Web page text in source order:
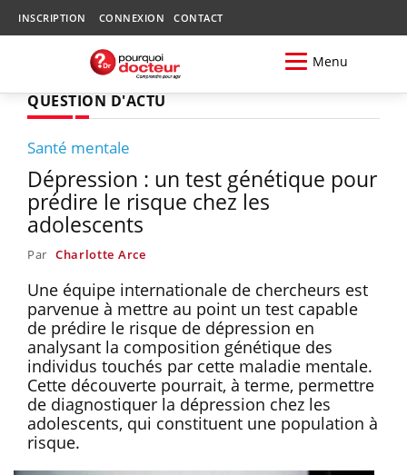
INSCRIPTION CONNEXION CONTACT
Menu
QUESTION D'ACTU
Santé mentale
Dépression : un test génétique pour
prédire le risque chez les
adolescents
Par Charlotte Arce
Une équipe internationale de chercheurs est
parvenue à mettre au point un test capable
de prédire le risque de dépression en
analysant la composition génétique des
individus touchés par cette maladie mentale.
Cette découverte pourrait, à terme, permettre
de diagnostiquer la dépression chez les
adolescents, qui constituent une population à
risque.